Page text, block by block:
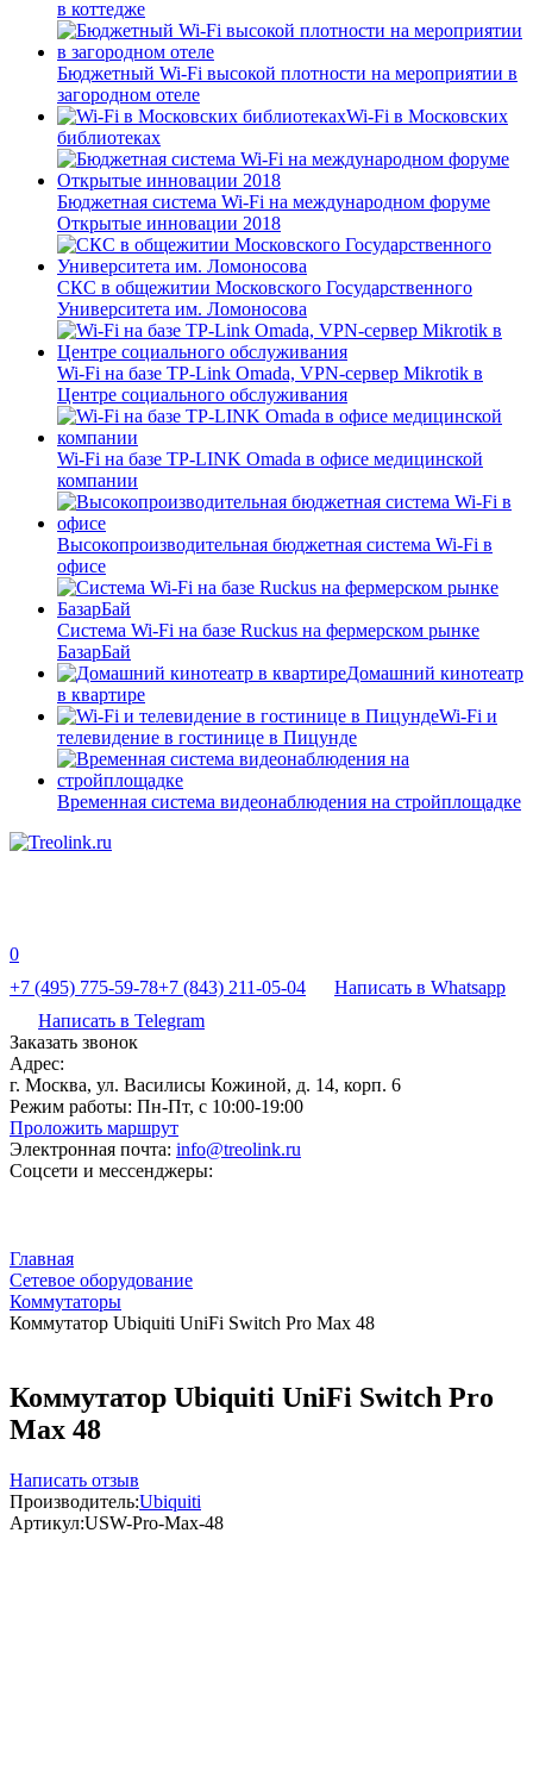
в коттедже
Бюджетный Wi-Fi высокой плотности на мероприятии в
загородном отеле
Wi-Fi в Московских
библиотеках
Бюджетная система Wi-Fi на международном форуме
Открытые инновации 2018
СКС в общежитии Московского Государственного
Университета им. Ломоносова
Wi-Fi на базе TP-Link Omada, VPN-сервер Mikrotik в
Центре социального обслуживания
Wi-Fi на базе TP-LINK Omada в офисе медицинской
компании
Высокопроизводительная бюджетная система Wi-Fi в
офисе
Система Wi-Fi на базе Ruckus на фермерском рынке
БазарБай
Домашний кинотеатр
в квартире
Wi-Fi и
телевидение в гостинице в Пицунде
Временная система видеонаблюдения на стройплощадке
0
+7 (495) 775-59-78+7 (843) 211-05-04
Написать в Whatsapp
Написать в Telegram
Заказать звонок
Адрес:
г. Москва, ул. Василисы Кожиной, д. 14, корп. 6
Режим работы: Пн-Пт, с 10:00-19:00
Проложить маршрут
Электронная почта: info@treolink.ru
Соцсети и мессенджеры:
Главная
Сетевое оборудование
Коммутаторы
Коммутатор Ubiquiti UniFi Switch Pro Max 48
Коммутатор Ubiquiti UniFi Switch Pro
Max 48
Написать отзыв
Производитель:Ubiquiti
Артикул:USW-Pro-Max-48